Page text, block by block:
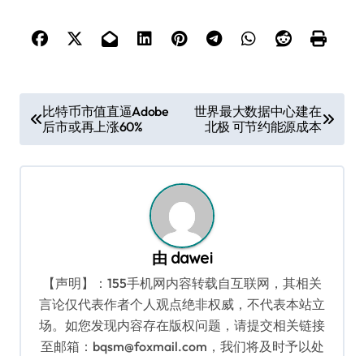
章
导
比特币市值直逼Adobe
后市或再上涨60%
世界最大数据中心建在
北极 可节约能源成本
由 dawei
【声明】：155手机网内容转载自互联网，其相关
言论仅代表作者个人观点绝非权威，不代表本站立
场。如您发现内容存在版权问题，请提交相关链接
至邮箱：bqsm@foxmail.com，我们将及时予以处